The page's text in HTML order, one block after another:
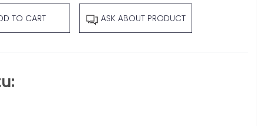
TO CART ASK ABOUT PRODUCT